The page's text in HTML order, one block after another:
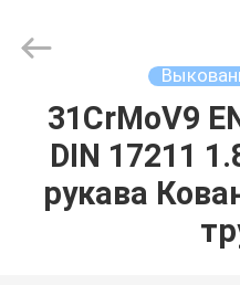
ДОМ
ПРОДУКТЫ
Flange
Reserved.31CrMoV9
DIN 17211
рукава